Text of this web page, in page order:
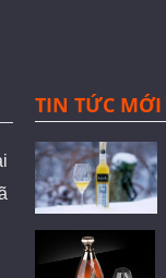
TIN TỨC MỚI